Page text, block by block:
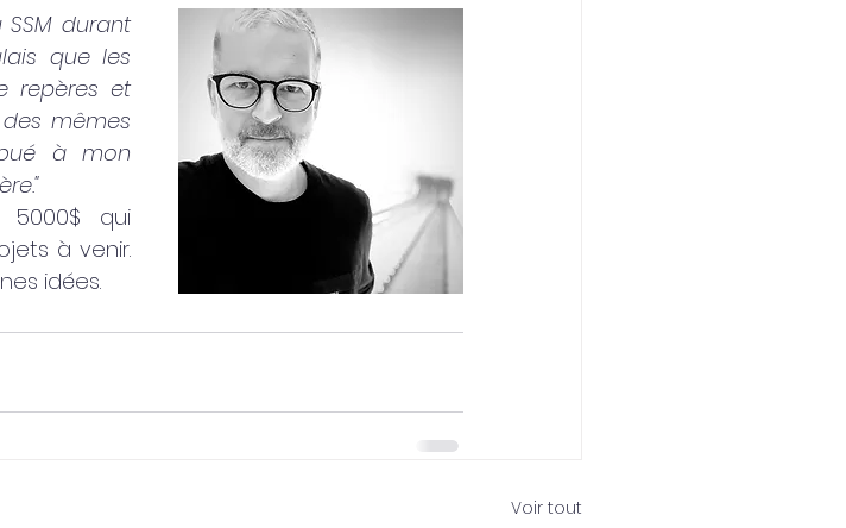
durant
que les
repères et
mêmes
à mon
qui
à venir.
idées.
Voir tout